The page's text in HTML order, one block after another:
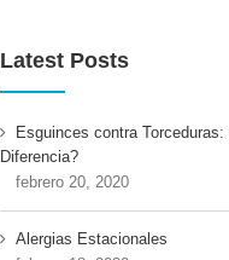
Latest Posts
Esguinces contra
Diferencia?
febrero 20, 2020
Alergias Estacionales